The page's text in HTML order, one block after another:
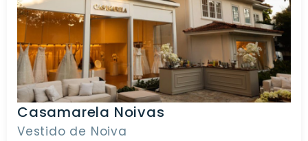
Casamarela Noivas
Vestido de Noiva